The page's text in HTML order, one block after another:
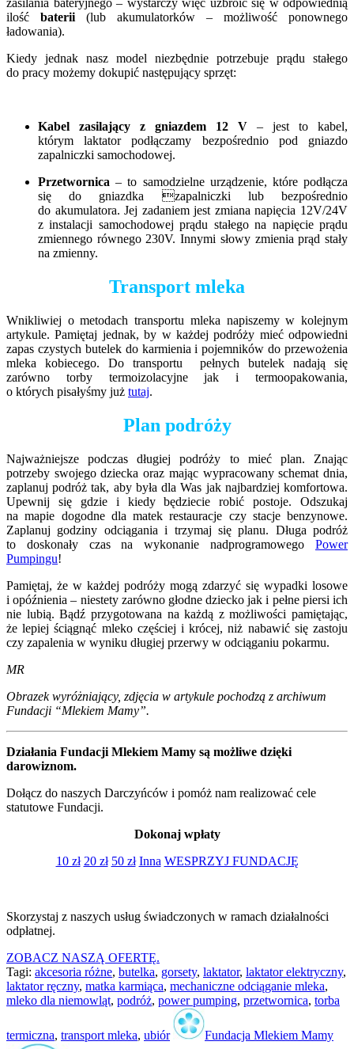
zasilania bateryjnego – wystarczy więc uzbroić się w odpowiednią
ilość baterii (lub akumulatorków – możliwość ponownego
ładowania).
Kiedy jednak nasz model niezbędnie potrzebuje prądu stałego
do pracy możemy dokupić następujący sprzęt:
Kabel zasilający z gniazdem 12 V – jest to kabel,
którym laktator podłączamy bezpośrednio pod gniazdo
zapalniczki samochodowej.
Przetwornica – to samodzielne urządzenie, które podłącza
się do gniazdka zapalniczki lub bezpośrednio
do akumulatora. Jej zadaniem jest zmiana napięcia 12V/24V
z instalacji samochodowej prądu stałego na napięcie prądu
zmiennego równego 230V. Innymi słowy zmienia prąd stały
na zmienny.
Transport mleka
Wnikliwiej o metodach transportu mleka napiszemy w kolejnym
artykule. Pamiętaj jednak, by w każdej podróży mieć odpowiedni
zapas czystych butelek do karmienia i pojemników do przewożenia
mleka kobiecego. Do transportu pełnych butelek nadają się
zarówno torby termoizolacyjne jak i termoopakowania,
o których pisałyśmy już tutaj.
Plan podróży
Najważniejsze podczas długiej podróży to mieć plan. Znając
potrzeby swojego dziecka oraz mając wypracowany schemat dnia,
zaplanuj podróż tak, aby była dla Was jak najbardziej komfortowa.
Upewnij się gdzie i kiedy będziecie robić postoje. Odszukaj
na mapie dogodne dla matek restauracje czy stacje benzynowe.
Zaplanuj godziny odciągania i trzymaj się planu. Długa podróż
to doskonały czas na wykonanie nadprogramowego Power
Pumpingu!
Pamiętaj, że w każdej podróży mogą zdarzyć się wypadki losowe
i opóźnienia – niestety zarówno głodne dziecko jak i pełne piersi ich
nie lubią. Bądź przygotowana na każdą z możliwości pamiętając,
że lepiej ściągnąć mleko częściej i krócej, niż nabawić się zastoju
czy zapalenia w wyniku długiej przerwy w odciąganiu pokarmu.
MR
Obrazek wyróżniający, zdjęcia w artykule pochodzą z archiwum
Fundacji “Mlekiem Mamy”.
Działania Fundacji Mlekiem Mamy są możliwe dzięki
darowiznom.
Dołącz do naszych Darczyńców i pomóż nam realizować cele
statutowe Fundacji.
Dokonaj wpłaty
10 zł 20 zł 50 zł Inna WESPRZYJ FUNDACJĘ
Skorzystaj z naszych usług świadczonych w ramach działalności
odpłatnej.
ZOBACZ NASZĄ OFERTĘ.
Tagi: akcesoria różne, butelka, gorsety, laktator, laktator elektryczny,
laktator ręczny, matka karmiąca, mechaniczne odciąganie mleka,
mleko dla niemowląt, podróż, power pumping, przetwornica, torba
termiczna, transport mleka, ubiór Fundacja Mlekiem Mamy